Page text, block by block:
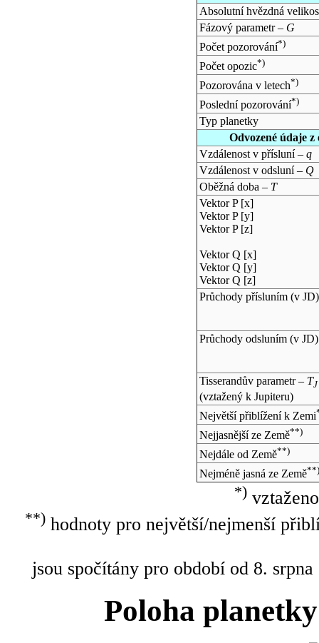
Absolutní hvězdná
Fázový parametr – G
Počet pozorování*)
Počet opozic*)
Pozorována v letech*)
Poslední pozorování*)
Typ planetky
Odvozené údaje
Vzdálenost v přísluní – q
Vzdálenost v odsluní – Q
Oběžná doba – T
Vektor P [x]
Vektor P [y]
Vektor P [z]
Vektor Q [x]
Vektor Q [y]
Vektor Q [z]
Průchody přísluním (v JD)
Průchody odsluním (v JD)
Tisserandův parametr – TJ
(vztažený k Jupiteru)
Největší přiblížení k Zemi
Nejjasnější ze Země**)
Nejdále od Země**)
Nejméně jasná ze Země**)
*)
**)hodnoty pro největší/nejmenší
jsou spočítány pro období od 8.
Poloha